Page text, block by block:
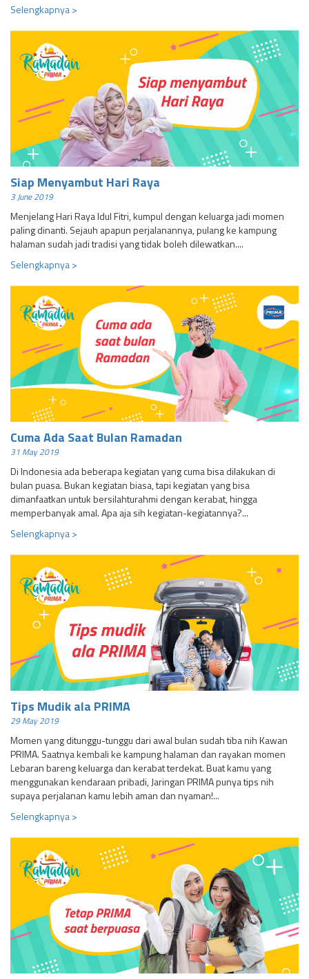
Selengkapnya >
Siap Menyambut Hari Raya
3 June 2019
Menjelang Hari Raya Idul Fitri, kumpul dengan keluarga jadi momen
paling dinanti. Sejauh apapun perjalanannya, pulang ke kampung
halaman sudah jadi tradisi yang tidak boleh dilewatkan....
Selengkapnya >
Cuma Ada Saat Bulan Ramadan
31 May 2019
Di Indonesia ada beberapa kegiatan yang cuma bisa dilakukan di
bulan puasa. Bukan kegiatan biasa, tapi kegiatan yang bisa
dimanfaatkan untuk bersilahturahmi dengan kerabat, hingga
memperbanyak amal. Apa aja sih kegiatan-kegiatannya?...
Selengkapnya >
Tips Mudik ala PRIMA
29 May 2019
Momen yang ditunggu-tunggu dari awal bulan sudah tiba nih Kawan
PRIMA. Saatnya kembali ke kampung halaman dan rayakan momen
Lebaran bareng keluarga dan kerabat terdekat. Buat kamu yang
menggunakan kendaraan pribadi, Jaringan PRIMA punya tips nih
supaya perjalanan kamu lebih aman dan nyaman!...
Selengkapnya >